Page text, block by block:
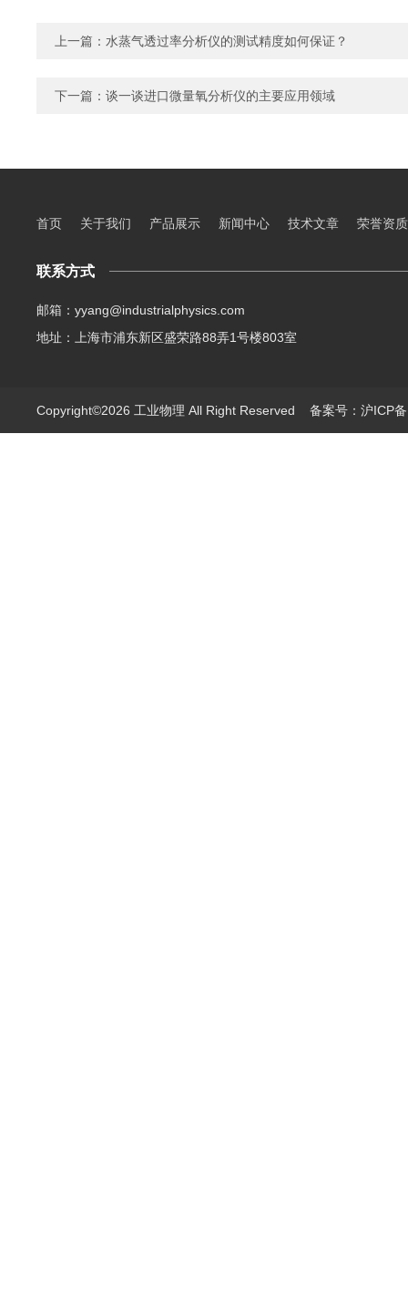
上一篇： 水蒸气透过率分析仪的测试精度如何保证？
下一篇： 谈一谈进口微量氧分析仪的主要应用领域
首页 关于我们 产品展示 新闻中心 技术文章 荣誉资质
联系方式
邮箱：yyang@industrialphysics.com
地址：上海市浦东新区盛荣路88弄1号楼803室
Copyright©2026 工业物理 All Right Reserved 备案号：沪ICP